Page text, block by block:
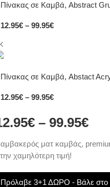
Πίνακας σε Καμβά, Abstract
12.95€ – 99.95€
Πίνακας σε Καμβά, Abstact
12.95€ – 99.95€
€ – 99.95€
ματ καμβάς,
χαμηλότερη τιμή!
Πρόλαβε 3+1 ΔΩΡΟ - Βάλε στο